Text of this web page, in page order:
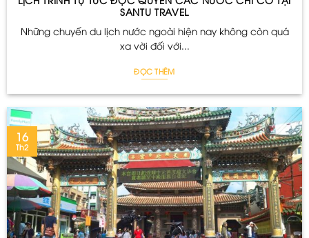
SANTU TRAVEL
Những chuyến du lịch nước ngoài hiện nay không còn quá
xa vời đối với...
ĐỌC THÊM
16
Th2